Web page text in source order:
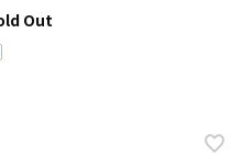
Out